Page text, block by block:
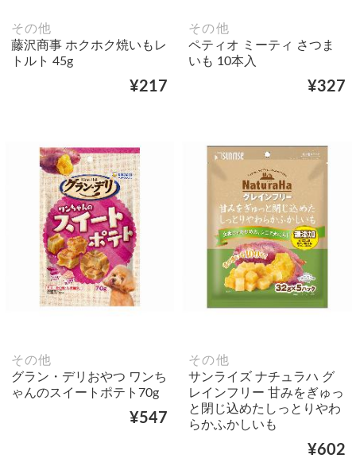
その他
藤沢商事 ホクホク焼いもレ
トルト 45g
¥217
その他
ペティオ ミーティ さつま
いも 10本入
¥327
その他
グラン・デリおやつ ワンち
ゃんのスイートポテト70g
¥547
その他
サンライズ ナチュラハ グ
レインフリー 甘みをぎゅっ
と閉じ込めたしっとりやわ
らかふかしいも
¥602